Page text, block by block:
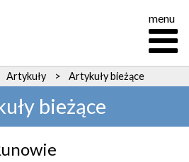
menu
Artykuły > Artykuły bieżące
bieżące